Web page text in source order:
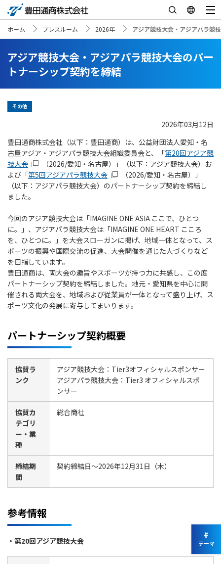
ホーム プレスルーム 2026年 アジア競技大会・アジアパラ競
アジア競技大会・アジアパラ競技大会のパー
トナーシップ契約を締結
その他
2026年03月12日
豊田通商株式会社（以下：豊田通商）は、公益財団法人愛知・名
古屋アジア・アジアパラ競技大会組織委員会と、「第20回アジア競
技大会
（2026/愛知・名古屋）」（以下：アジア競技大会）お
よび「第5回アジアパラ競技大会
（2026/愛知・名古屋）」
（以下：アジアパラ競技大会）のパートナーシップ契約を締結し
ました。
今回のアジア競技大会は「IMAGINE ONE ASIA ここで、ひとつ
に。」、アジアパラ競技大会は「IMAGINE ONE HEART こころ
を、ひとつに。」を大会スローガンに掲げ、地域一体となって、ス
ポーツの振興や国際交流の促進、大会開催を通じた人づくりなど
を目指しています。
豊田通商は、両大会の趣旨やスポーツが持つ力に共感し、この度
パートナーシップ契約を締結しました。地元・愛知県を中心に開
催される両大会を、地域および従業員が一体となって盛り上げ、ス
ポーツ文化の発展に寄与してまいります。
パートナーシップ契約概要
協賛ラ
ンク
アジア競技大会：Tier3オフィシャルスポンサー
アジアパラ競技大会：Tier3 オフィシャルスポ
ンサー
協賛カ
テゴリ
ー・業
種
総合商社
締結期
間
契約締結日～2026年12月31日（木）
参考情報
・第20回アジア競技大会
#
テーマ